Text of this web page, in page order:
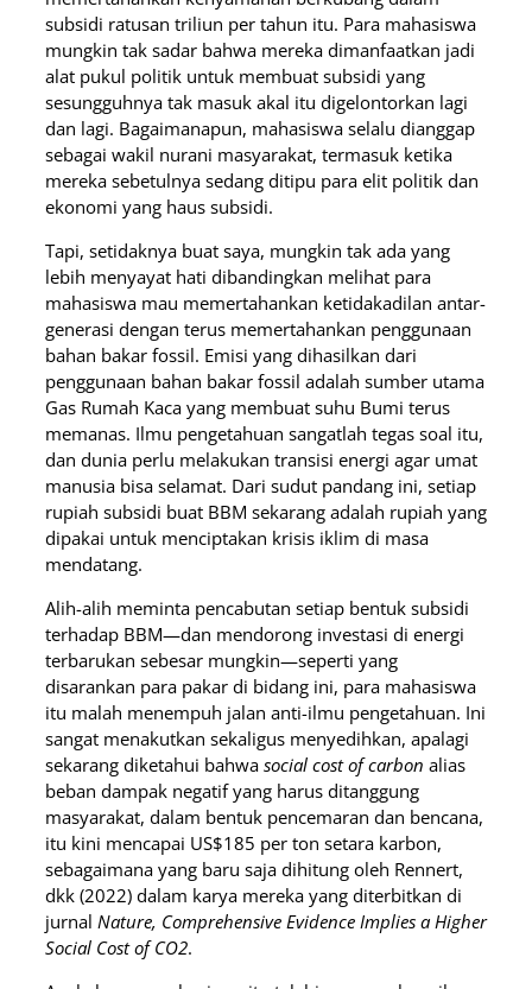
subsidi ratusan triliun per tahun itu. Para mahasiswa
mungkin tak sadar bahwa mereka dimanfaatkan jadi
alat pukul politik untuk membuat subsidi yang
sesungguhnya tak masuk akal itu digelontorkan lagi
dan lagi. Bagaimanapun, mahasiswa selalu dianggap
sebagai wakil nurani masyarakat, termasuk ketika
mereka sebetulnya sedang ditipu para elit politik dan
ekonomi yang haus subsidi.
Tapi, setidaknya buat saya, mungkin tak ada yang
lebih menyayat hati dibandingkan melihat para
mahasiswa mau memertahankan ketidakadilan antar-
generasi dengan terus memertahankan penggunaan
bahan bakar fossil. Emisi yang dihasilkan dari
penggunaan bahan bakar fossil adalah sumber utama
Gas Rumah Kaca yang membuat suhu Bumi terus
memanas. Ilmu pengetahuan sangatlah tegas soal itu,
dan dunia perlu melakukan transisi energi agar umat
manusia bisa selamat. Dari sudut pandang ini, setiap
rupiah subsidi buat BBM sekarang adalah rupiah yang
dipakai untuk menciptakan krisis iklim di masa
mendatang.
Alih-alih meminta pencabutan setiap bentuk subsidi
terhadap BBM—dan mendorong investasi di energi
terbarukan sebesar mungkin—seperti yang
disarankan para pakar di bidang ini, para mahasiswa
itu malah menempuh jalan anti-ilmu pengetahuan. Ini
sangat menakutkan sekaligus menyedihkan, apalagi
sekarang diketahui bahwa social cost of carbon alias
beban dampak negatif yang harus ditanggung
masyarakat, dalam bentuk pencemaran dan bencana,
itu kini mencapai US$185 per ton setara karbon,
sebagaimana yang baru saja dihitung oleh Rennert,
dkk (2022) dalam karya mereka yang diterbitkan di
jurnal Nature, Comprehensive Evidence Implies a Higher
Social Cost of CO2.